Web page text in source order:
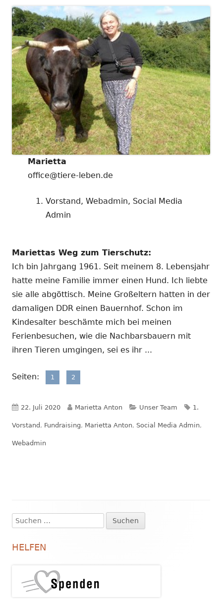
Marietta
office@tiere-leben.de
Vorstand, Webadmin, Social Media
Admin
Mariettas Weg zum Tierschutz:
Ich bin Jahrgang 1961. Seit meinem 8. Lebensjahr
hatte meine Familie immer einen Hund. Ich liebte
sie alle abgöttisch. Meine Großeltern hatten in der
damaligen DDR einen Bauernhof. Schon im
Kindesalter beschämte mich bei meinen
Ferienbesuchen, wie die Nachbarsbauern mit
ihren Tieren umgingen, sei es ihr ...
Seiten: Seite
1 ,
Seite
2
Veröffentlicht
am
22. Juli 2020 Autor
Marietta Anton Kategorien
Unser Team 1.
Vorstand , Fundraising, Marietta Anton, Social Media Admin,
Webadmin
Haupt-
Seitenleiste
Suchen
nach:
HELFEN